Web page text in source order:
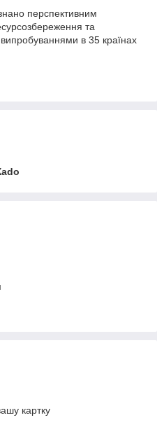
перспективним
та
випробуваннями в 35 країнах
картку